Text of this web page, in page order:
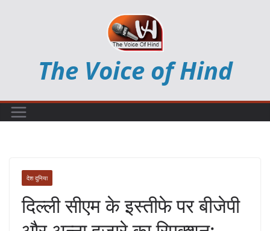
The Voice of Hind
देश दुनिया
दिल्ली सीएम के इस्तीफे पर बीजेपी